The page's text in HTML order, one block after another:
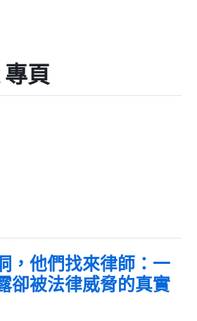
頁
，他們找來律師：一
卻被法律威脅的真實